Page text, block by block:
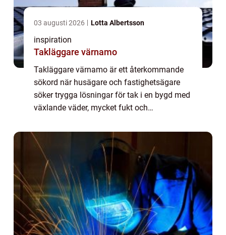
03 augusti 2026 Lotta Albertsson
inspiration
Takläggare värnamo
Takläggare värnamo är ett återkommande
sökord när husägare och fastighetsägare
söker trygga lösningar för tak i en bygd med
växlande väder, mycket fukt och
av byggnadens viktigaste skyddszoner och
ett väl utför...